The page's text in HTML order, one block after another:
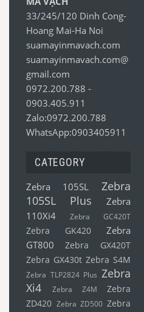
33/245/120 Dinh Cong-
Hoang Mai-Ha Noi
suamayinmavach.com
suamayinmavach.com@
gmail.com
0972.200.788 -
0903.405.911
Zalo:0972.200.788
WhatsApp:0903405911
CATEGORY
Zebra 105SL
Zebra
105SL Plus
Zebra
110Xi4
Zebra GC420T
Zebra GK420
Zebra
GT800
Zebra GX420T
Zebra GX430t Zebra S4M
Zebra TLP2824 Plus Zebra
Xi4
Zebra Z4M
Zebra
ZD420 Zebra ZD500 Zebra